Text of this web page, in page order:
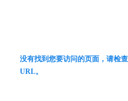
没有找到您要访问的页面，请检
URL。